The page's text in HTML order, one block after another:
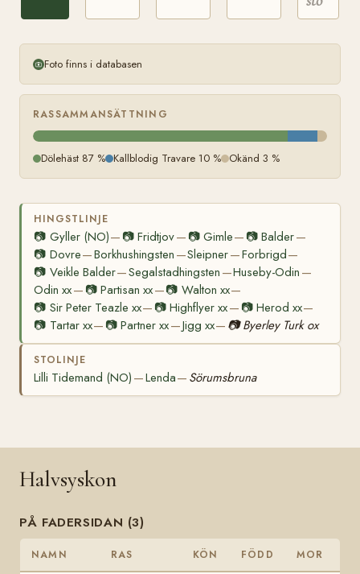
Foto finns i databasen
RASSAMMANSÄTTNING
Dölehäst 87 % Kallblodig Travare 10 % Okänd 3 %
HINGSTLINJE
📷 Gyller (NO)— 📷Fridtjov— 📷 Gimle— 📷 Balder—
📷 Dovre—Borkhushingsten —Sleipner—Forbrigd—
📷 Veikle Balder—Segalstadhingsten —Huseby-Odin —
Odin xx— 📷Partisan xx—📷 Walton xx—
📷 Sir Peter Teazle xx— 📷Highflyer xx— 📷 Herod xx—
📷 Tartar xx— 📷Partner xx—Jigg xx— 📷 Byerley Turk ox
STOLINJE
Lilli Tidemand (NO) —Lenda— Sörumsbruna
Halvsyskon
PÅ FADERSIDAN (3)
NAMN RAS KÖN FÖDD MOR